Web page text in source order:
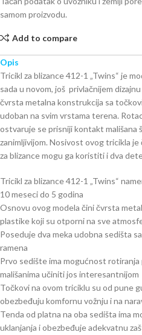
samom proizvodu.
Add to compare
Opis
Tricikl za blizance 412-1 „Twins“ je
sada u novom, još privlačnijem
čvrsta metalna konstrukcija sa
udoban na svim vrstama terena.
ostvaruje se prisniji kontakt mališana
zanimljivijom. Nosivost ovog tricikla je
za blizance mogu ga koristiti i dva
Tricikl za blizance 412-1 „Twins“
10 meseci do 5 godina
Osnovu ovog modela čini čvrsta
plastike koji su otporni na sve
Poseduje dva meka udobna sedišta
ramena
Prvo sedište ima mogućnost
mališanima učiniti jos interesantnijom
Točkovi na ovom triciklu su od pune
obezbeđuju komfornu vožnju i na
Tenda od platna na oba sedišta ima
uklanjanja i obezbeđuje adekvatnu